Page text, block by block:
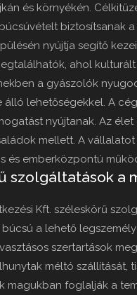
és környékén.
biztosítsanak
nyújtja segítő
ahol
a gyászolók
álló lehetőségekkel. A
nyújtanak. Az
mellett. A
és emberközpontú
szolgáltatások a
Kft. széleskörű
a lehető
szertartások
méltó szállítását,
magukban foglalják a